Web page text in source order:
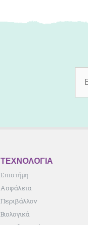
ΤΕΧΝΟΛΟΓΙΑ
Επιστήμη
Ασφάλεια
Περιβάλλον
Βιολογικά